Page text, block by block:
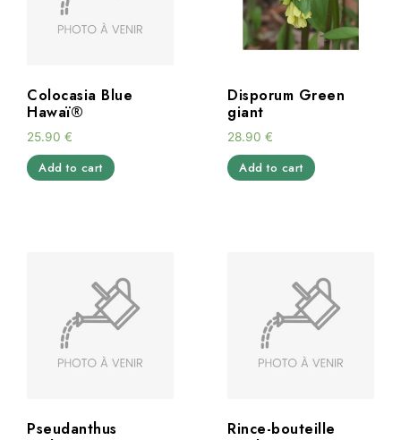
Colocasia Blue
Hawaï®
25.90 €
Add to cart
Disporum Green
giant
28.90 €
Add to cart
Pseudanthus
Rince-bouteille